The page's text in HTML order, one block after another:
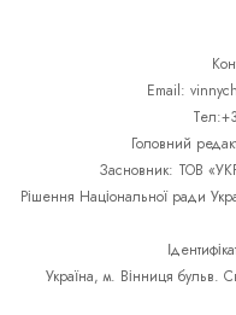
Email:
Головний
Засновник: ТОВ
Рішення Національної ради
Україна, м. Вінниця бульв.